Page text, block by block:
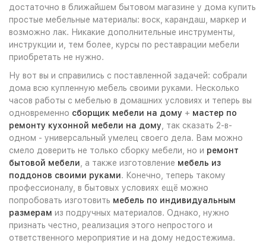
достаточно в ближайшем бытовом магазине у дома купить
простые мебельные материалы: воск, карандаш, маркер и
возможно лак. Никакие дополнительные инструменты,
инструкции и, тем более, курсы по реставрации мебели
приобретать не нужно.
Ну вот вы и справились с поставленной задачей: собрали
дома всю купленную мебель своими руками. Несколько
часов работы с мебелью в домашних условиях и теперь вы
одновременно сборщик мебели на дому + мастер по
ремонту кухонной мебели на дому , так сказать 2-в-
одном - универсальный умелец своего дела. Вам можно
смело доверить не только сборку мебели, но и ремонт
бытовой мебели , а также изготовление мебель из
поддонов своими руками. Конечно, теперь такому
профессионалу, в бытовых условиях ещё можно
попробовать изготовить мебель по индивидуальным
размерам из подручных материалов. Однако, нужно
признать честно, реализация этого непростого и
ответственного мероприятие и на дому недостежима.